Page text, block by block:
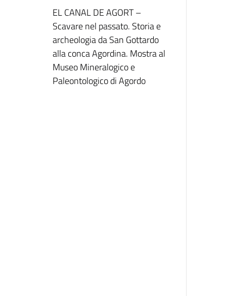
EL CANAL DE AGORT –
Scavare nel passato. Storia e
archeologia da San Gottardo
alla conca Agordina. Mostra al
Museo Mineralogico e
Paleontologico di Agordo